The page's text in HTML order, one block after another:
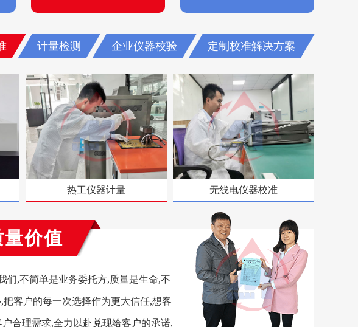
计量检测 企业仪器校验 定制校准解决方案
热工仪器计量 无线电仪器校准
价值
们,不简单是业务委托方,质量是生命,不
客户的每一次选择作为更大信任,想客
合理需求,全力以赴兑现给客户的承诺,